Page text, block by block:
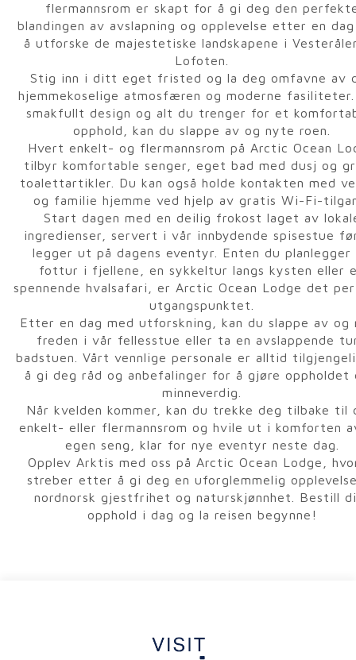
flermannsrom er skapt for å gi deg den
blandingen av avslapning og opplevelse etter en
å utforske de majestetiske landskapene i
Lofoten.
Stig inn i ditt eget fristed og la deg omfavne av
hjemmekoselige atmosfæren og moderne fasiliteter.
smakfullt design og alt du trenger for et
opphold, kan du slappe av og nyte roen.
Hvert enkelt- og flermannsrom på Arctic Ocean
tilbyr komfortable senger, eget bad med dusj og
toalettartikler. Du kan også holde kontakten med
og familie hjemme ved hjelp av gratis Wi-Fi-
Start dagen med en deilig frokost laget av
ingredienser, servert i vår innbydende spisestue
legger ut på dagens eventyr. Enten du planlegger
fottur i fjellene, en sykkeltur langs kysten eller
spennende hvalsafari, er Arctic Ocean Lodge det
utgangspunktet.
Etter en dag med utforskning, kan du slappe av og
freden i vår fellesstue eller ta en avslappende
badstuen. Vårt vennlige personale er alltid
å gi deg råd og anbefalinger for å gjøre
minneverdig.
Når kvelden kommer, kan du trekke deg tilbake
enkelt- eller flermannsrom og hvile ut i komforten
egen seng, klar for nye eventyr neste dag.
Opplev Arktis med oss på Arctic Ocean Lodge,
streber etter å gi deg en uforglemmelig
nordnorsk gjestfrihet og naturskjønnhet. Bestill
opphold i dag og la reisen begynne!